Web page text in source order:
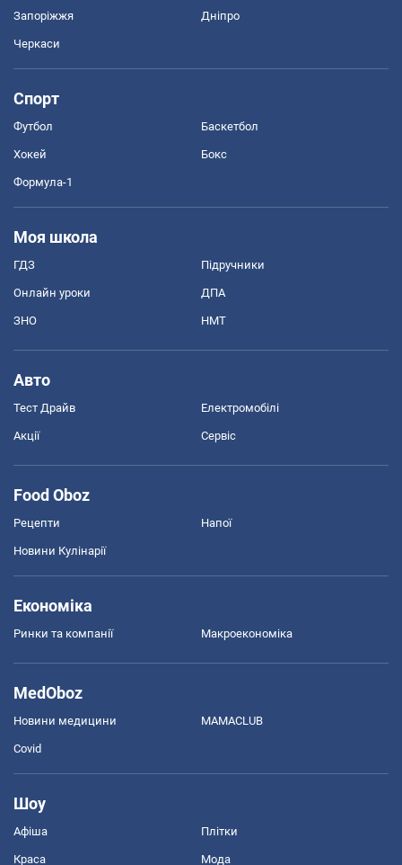
Запоріжжя Дніпро
Черкаси
Спорт
Футбол Баскетбол
Хокей Бокс
Формула-1
Моя школа
ГДЗ Підручники
Онлайн уроки ДПА
ЗНО НМТ
Авто
Тест Драйв Електромобілі
Акції Сервіс
Food Oboz
Рецепти Напої
Новини Кулінарії
Економіка
Ринки та компанії Макроекономіка
MedOboz
Новини медицини MAMACLUB
Covid
Шоу
Афіша Плітки
Краса Мода